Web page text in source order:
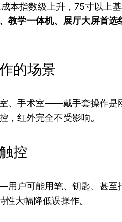
本指数级上升，75寸以上
教学一体机、展厅大屏首选
的场景
、手术室——戴手套操作是
，红外完全不受影响。
控
户可能用笔、钥匙、甚至
性大幅降低误操作。